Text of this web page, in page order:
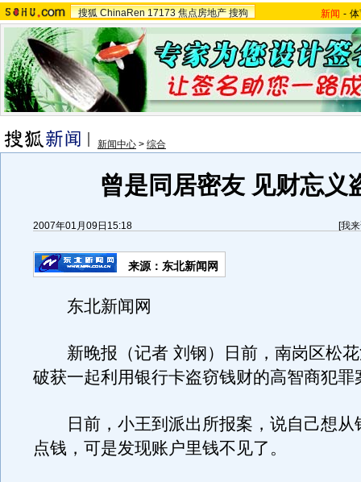
搜狐 ChinaRen 17173 焦点房地产 搜狗 新闻 -
新闻中心 > 综合
曾是同居密友 见财忘义
2007年01月09日15:18 [我
来源：东北新闻网
东北新闻网
新晚报（记者 刘钢）日前，南岗区松花
破获一起利用银行卡盗窃钱财的高智商犯罪
日前，小王到派出所报案，说自己想从
点钱，可是发现账户里钱不见了。